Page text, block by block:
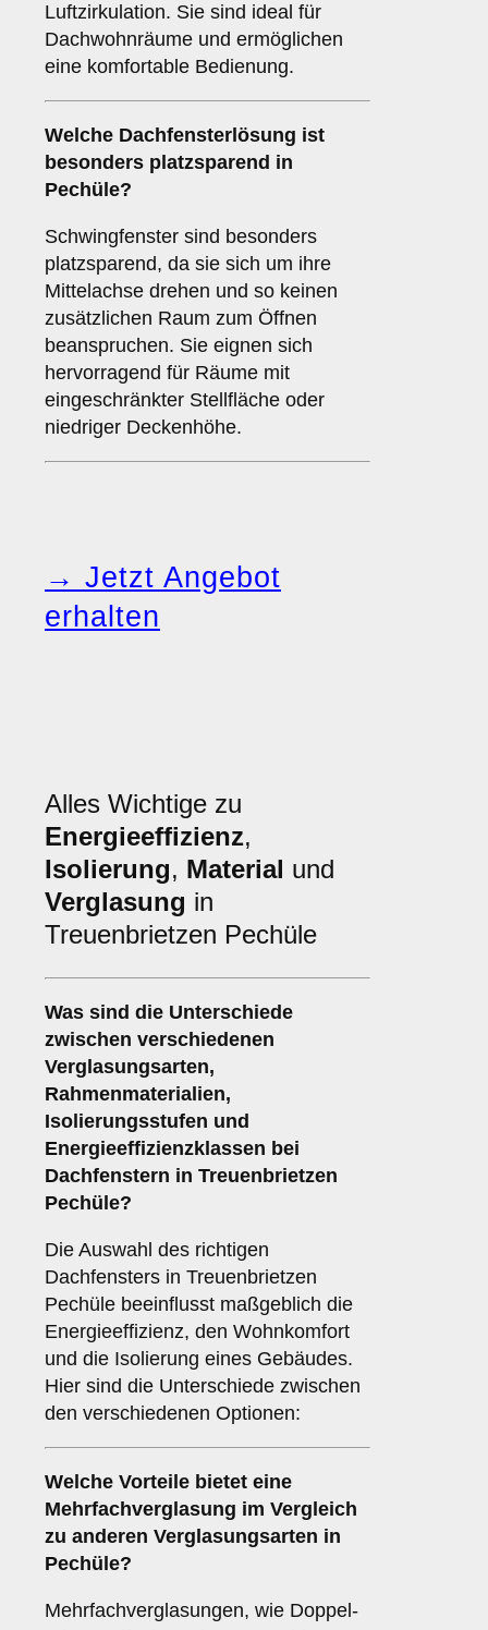
Luftzirkulation. Sie sind ideal für
Dachwohnräume und ermöglichen
eine komfortable Bedienung.
Welche Dachfensterlösung ist
besonders platzsparend in
Pechüle?
Schwingfenster sind besonders
platzsparend, da sie sich um ihre
Mittelachse drehen und so keinen
zusätzlichen Raum zum Öffnen
beanspruchen. Sie eignen sich
hervorragend für Räume mit
eingeschränkter Stellfläche oder
niedriger Deckenhöhe.
→ Jetzt Angebot
erhalten
Alles Wichtige zu
Energieeffizienz,
Isolierung, Material und
Verglasung in
Treuenbrietzen Pechüle
Was sind die Unterschiede
zwischen verschiedenen
Verglasungsarten,
Rahmenmaterialien,
Isolierungsstufen und
Energieeffizienzklassen bei
Dachfenstern in Treuenbrietzen
Pechüle?
Die Auswahl des richtigen
Dachfensters in Treuenbrietzen
Pechüle beeinflusst maßgeblich die
Energieeffizienz, den Wohnkomfort
und die Isolierung eines Gebäudes.
Hier sind die Unterschiede zwischen
den verschiedenen Optionen:
Welche Vorteile bietet eine
Mehrfachverglasung im Vergleich
zu anderen Verglasungsarten in
Pechüle?
Mehrfachverglasungen, wie Doppel-